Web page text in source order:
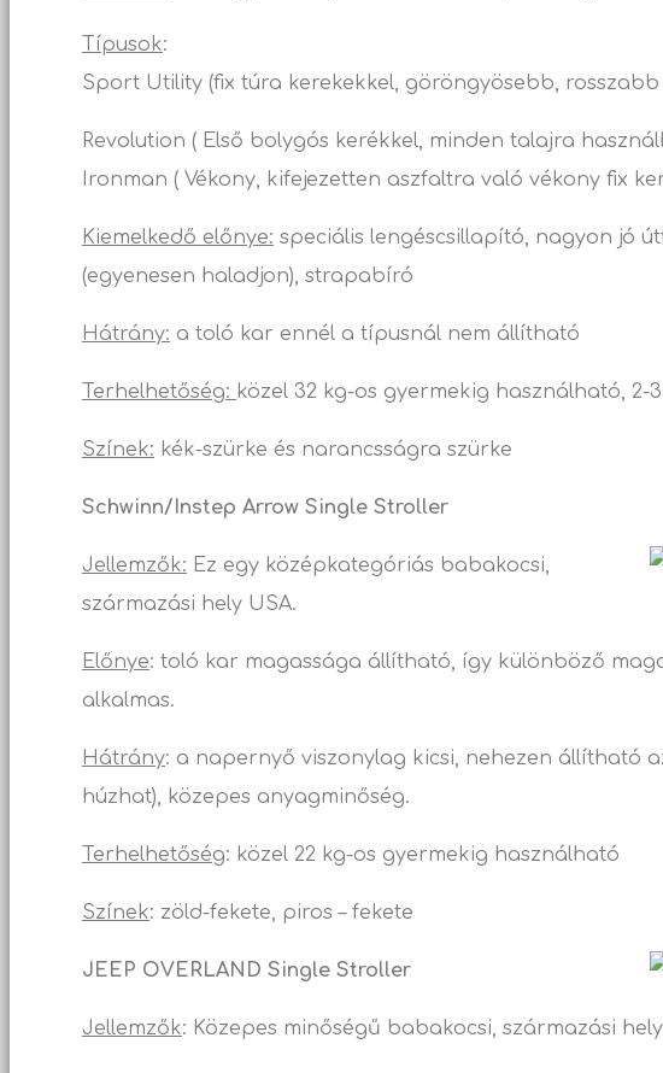
Típusok:
Sport Utility (fix túra kerekekkel, göröngyösebb, rosszabb
Revolution ( Első bolygós kerékkel, minden talajra
Ironman ( Vékony, kifejezetten aszfaltra való vékony fix
Kiemelkedő előnye: speciális lengéscsillapító, nagyon jó
(egyenesen haladjon), strapabíró
Hátrány: a toló kar ennél a típusnál nem állítható
Terhelhetőség: közel 32 kg-os gyermekig használható, 2-
Színek: kék-szürke és narancsságra szürke
Schwinn/Instep Arrow Single Stroller
Jellemzők: Ez egy középkategóriás babakocsi,
származási hely USA.
Előnye: toló kar magassága állítható, így különböző
alkalmas.
Hátrány: a napernyő viszonylag kicsi, nehezen állítható
húzhat), közepes anyagminőség.
Terhelhetőség: közel 22 kg-os gyermekig használható
Színek: zöld-fekete, piros – fekete
JEEP OVERLAND Single Stroller
Jellemzők: Közepes minőségű babakocsi, származási